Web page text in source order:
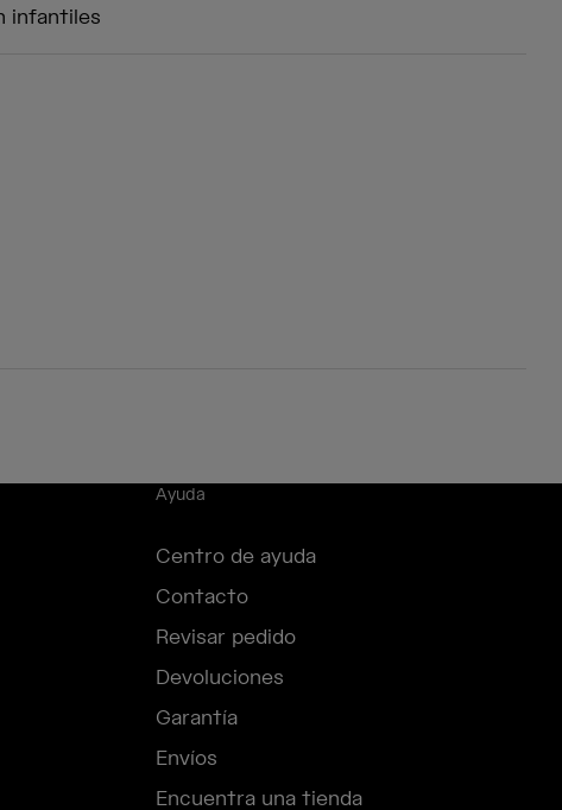
infantiles
Ayuda
Centro de ayuda
Contacto
Revisar pedido
Devoluciones
Garantía
Envíos
Encuentra una tienda